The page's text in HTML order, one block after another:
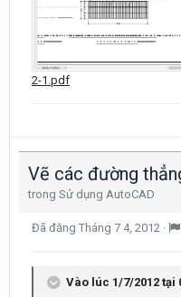
2-1.pdf
Vẽ các đường
trong Sử dụng AutoCAD
Đã đăng Tháng 7 4, 2012 ·
Vào lúc 1/7/2012 tại